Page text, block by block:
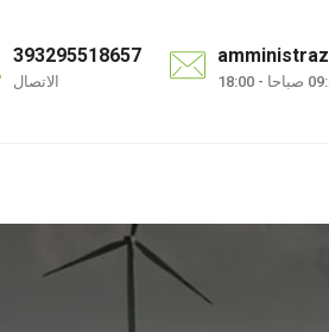
393295518657
الاتصال